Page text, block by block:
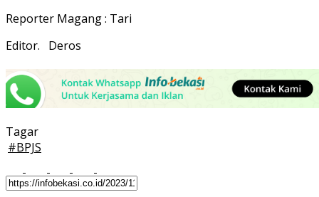
Reporter Magang : Tari
Editor. Deros
Tagar
#BPJS